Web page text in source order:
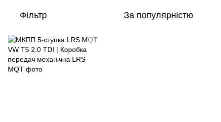
Фільтр За популярністю